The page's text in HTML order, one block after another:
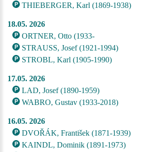
THIEBERGER, Karl (1869-1938)
18.05. 2026
ORTNER, Otto (1933-
STRAUSS, Josef (1921-1994)
STROBL, Karl (1905-1990)
17.05. 2026
LAD, Josef (1890-1959)
WABRO, Gustav (1933-2018)
16.05. 2026
DVOŘÁK, František (1871-1939)
KAINDL, Dominik (1891-1973)